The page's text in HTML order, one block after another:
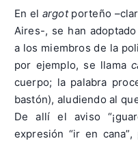
En el argotporteño
Aires-, se han
a los miembros de la
por ejemplo, se llama
cuerpo; la palabra
bastón), aludiendo al
De allí el aviso
expresión “ir en cana”,